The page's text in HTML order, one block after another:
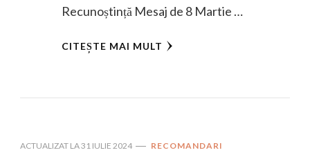
Recunoștință Mesaj de 8 Martie …
CITEȘTE MAI MULT
ACTUALIZAT LA31 IULIE 2024 RECOMANDARI